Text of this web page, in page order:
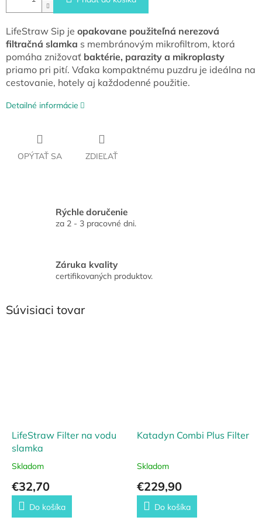
LifeStraw Sip je opakovane použiteľná nerezová
filtračná slamka s membránovým mikrofil­trom, ktorá
pomáha znižovať baktérie, parazity a mikroplasty
priamo pri pití. Vďaka kompaktnému puzdru je ideálna na
cestovanie, hotely aj každodenné použitie.
Detailné informácie
OPÝTAŤ SA ZDIEĽAŤ
Rýchle doručenie
za 2 - 3 pracovné dni.
Záruka kvality
certifikovaných produktov.
Súvisiaci tovar
LifeStraw Filter na vodu
slamka
Skladom
€32,70
Do košíka
Katadyn Combi Plus Filter
Skladom
€229,90
Do košíka